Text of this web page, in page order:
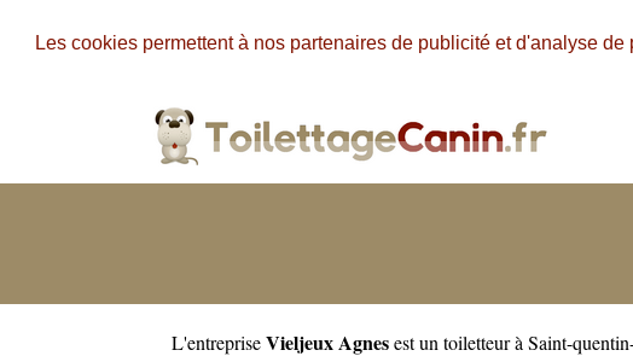
Les cookies permettent à nos partenaires de publicité et d'analyse
L'entrepriseVieljeux Agnesest un toiletteur à Saint-